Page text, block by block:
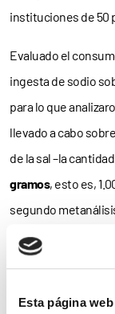
Esta página
instituciones de 50
Evaluado el
ingesta de sodio
para lo que
llevado a cabo sobre
de la sal –la
gramos, esto es,
segundo
presión arterial y el
Los resultados
fueron prematuros